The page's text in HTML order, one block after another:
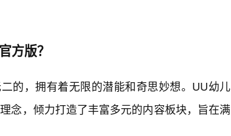
方版？
的，拥有着无限的潜能和奇思妙想。UU幼儿
念，倾力打造了丰富多元的内容板块，旨在满